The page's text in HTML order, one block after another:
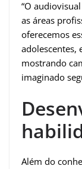
“O
as áreas
oferecemos
adolescentes,
mostrando
imaginado
Além do